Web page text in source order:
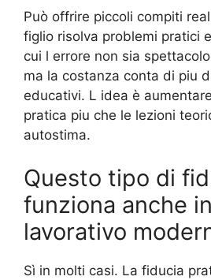
Può offrire piccoli compiti
figlio risolva problemi pratici
cui l errore non sia
ma la costanza conta di piu
educativi. L idea è
pratica piu che le lezioni
autostima.
Questo tipo di
funziona anche
lavorativo
Sì in molti casi. La fiducia